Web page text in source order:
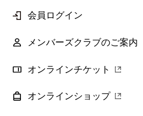
会員ログイン
メンバーズクラブのご案内
オンラインチケット
オンラインショップ